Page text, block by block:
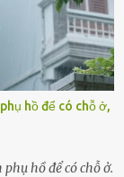
lại đứa trẻ. Họ
giấy từ chối
trường hợp bị
Mi – vẫn đang
gì xảy ra.
tác tại địa phương,
lẽ. Nét mặt đỏ
hồ để có chỗ ở,
hồ để có chỗ ở.